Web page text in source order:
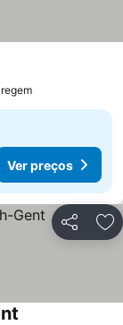
Ver preços
Partilhar